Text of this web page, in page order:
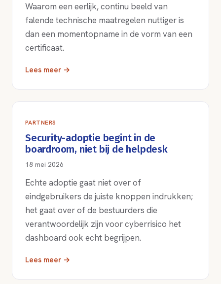
Waarom een eerlijk, continu beeld van
falende technische maatregelen nuttiger is
dan een momentopname in de vorm van een
certificaat.
Lees meer →
PARTNERS
Security-adoptie begint in de
boardroom, niet bij de helpdesk
18 mei 2026
Echte adoptie gaat niet over of
eindgebruikers de juiste knoppen indrukken;
het gaat over of de bestuurders die
verantwoordelijk zijn voor cyberrisico het
dashboard ook echt begrijpen.
Lees meer →